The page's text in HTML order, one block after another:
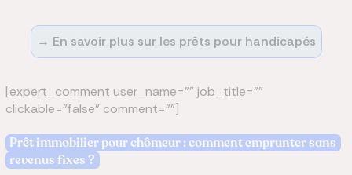
→ En savoir plus sur les prêts pour handicapés
[expert_comment user_name="" job_title=""
clickable="false" comment=""]
Prêt immobilier pour chômeur : comment emprunter sans
revenus fixes ?